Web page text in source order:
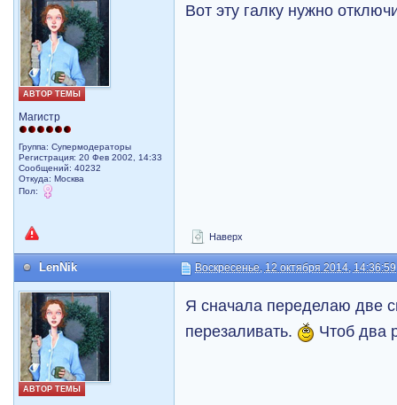
АВТОР ТЕМЫ
Магистр
Группа: Супермодераторы
Регистрация: 20 Фев 2002, 14:33
Сообщений: 40232
Откуда: Москва
Пол:
Вот эту галку нужно
Наверх
LenNik Воскресенье, 12 октября 2014, 14:36:59
АВТОР ТЕМЫ
Я сначала переделаю две
перезаливать.
Чтоб два